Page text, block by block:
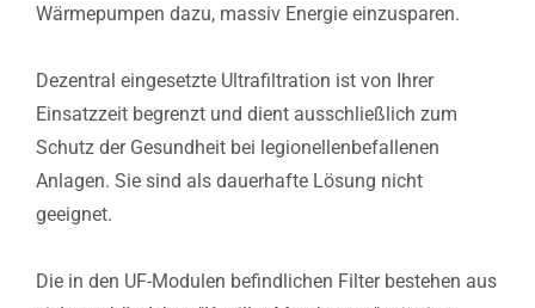
Wärmepumpen dazu, massiv Energie einzusparen.
Dezentral eingesetzte Ultrafiltration ist von Ihrer
Einsatzzeit begrenzt und dient ausschließlich zum
Schutz der Gesundheit bei legionellenbefallenen
Anlagen. Sie sind als dauerhafte Lösung nicht
geeignet.
Die in den UF-Modulen befindlichen Filter bestehen aus